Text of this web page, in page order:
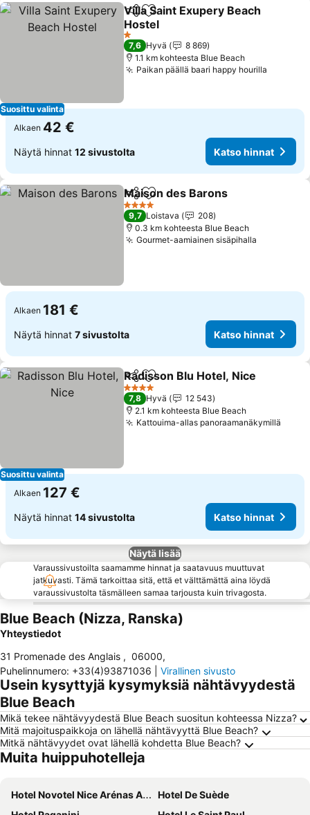
Suosittu valinta
Jaa Lisää suosikkeihin
Villa Saint Exupery Beach
Hostel
Katso hinnat
1 Tähtiluokitus
7,6 Hyvä
8 869
1.1 km kohteesta Blue Beach
Paikan päällä baari happy hourilla
Alkaen 42 €
Näytä hinnat 12 sivustolta Katso hinnat
Jaa Lisää suosikkeihin
Maison des Barons
4 Tähtiluokitus
9,7 Loistava
208
0.3 km kohteesta Blue Beach
Gourmet-aamiainen sisäpihalla
Alkaen 181 €
Näytä hinnat 7 sivustolta Katso hinnat
Suosittu valinta
Jaa Lisää suosikkeihin
Radisson Blu Hotel, Nice
4 Tähtiluokitus
7,8 Hyvä
12 543
2.1 km kohteesta Blue Beach
Kattouima-allas panoraamanäkymillä
Alkaen 127 €
Näytä hinnat 14 sivustolta Katso hinnat
Näytä lisää
Varaussivustoilta saamamme hinnat ja saatavuus muuttuvat
jatkuvasti. Tämä tarkoittaa sitä, että et välttämättä aina löydä
varaussivustolta täsmälleen samaa tarjousta kuin trivagosta.
Blue Beach (Nizza, Ranska)
Yhteystiedot
31 Promenade des Anglais , 06000,
Puhelinnumero: +33(4)93871036 Virallinen sivusto
Usein kysyttyjä kysymyksiä nähtävyydestä
Blue Beach
Mikä tekee nähtävyydestä Blue Beach suositun kohteessa Nizza?
Mitä majoituspaikkoja on lähellä nähtävyyttä Blue Beach?
Mitkä nähtävyydet ovat lähellä kohdetta Blue Beach?
Muita huippuhotelleja
Hotel Novotel Nice Arénas Aéroport
Hotel De Suède